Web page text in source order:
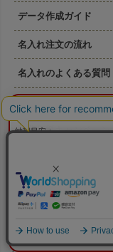
概算合計
納期目安：—
印刷位置：選択してください
印刷色：—
印刷代：¥0
データ作成ガイド
名入れ注文の流れ
名入れのよくある質問
版代無料キャンペーン
お得なセール商品
ラッピングの森について
素材について